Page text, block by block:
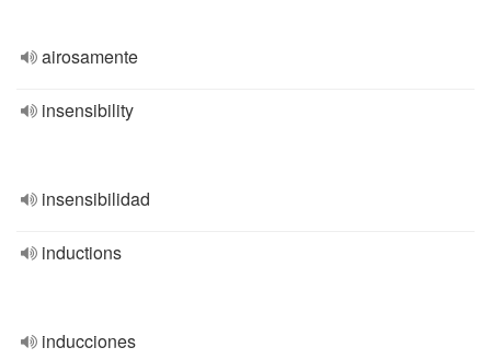
airosamente
insensibility
insensibilidad
inductions
inducciones